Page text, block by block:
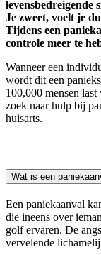
levensbedreigende
Je zweet, voelt je
Tijdens een
controle meer te
Wanneer een
wordt dit een
100,000 mensen
zoek naar hulp bij
huisarts.
Wat is een
Een paniekaanval
die ineens over
golf ervaren. De
vervelende